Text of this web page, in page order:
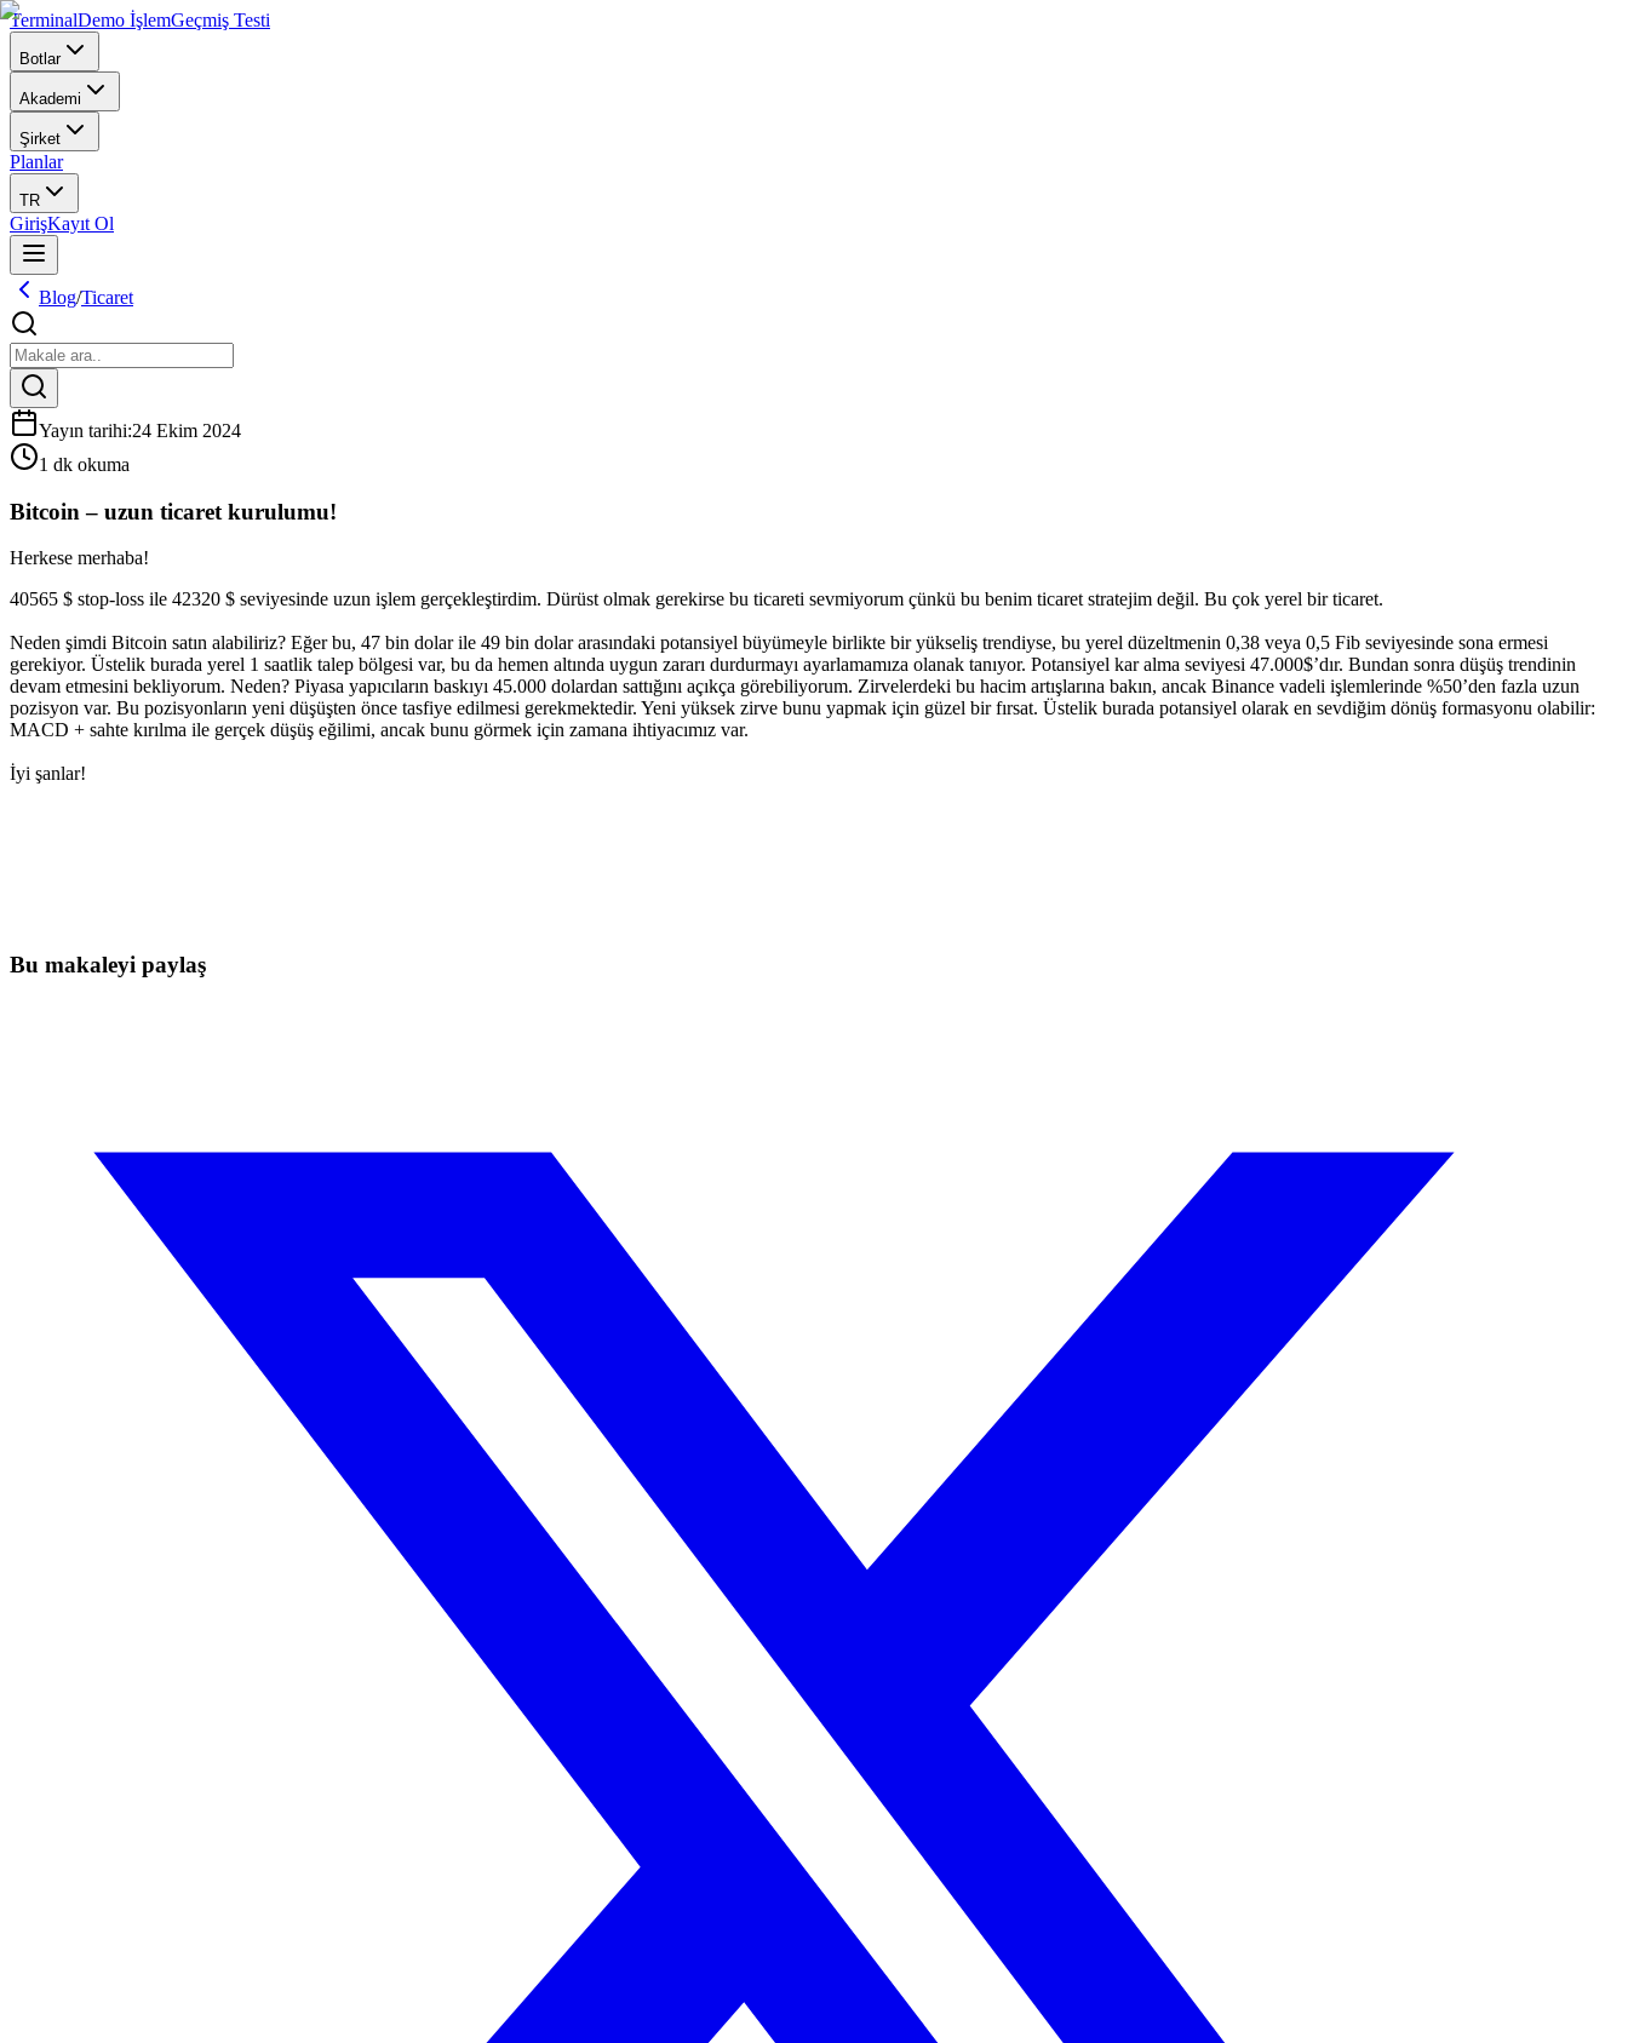
TerminalDemo İşlemGeçmiş Testi
Botlar
Akademi
Şirket
Planlar
TR
GirişKayıt Ol
Blog/Ticaret
Yayın tarihi:24 Ekim 2024
1 dk okuma
Bitcoin – uzun ticaret kurulumu!
Herkese merhaba!
40565 $ stop-loss ile 42320 $ seviyesinde uzun işlem gerçekleştirdim. Dürüst olmak gerekirse bu ticareti sevmiyorum çünkü bu benim ticaret stratejim değil. Bu çok yerel bir ticaret.
Neden şimdi Bitcoin satın alabiliriz? Eğer bu, 47 bin dolar ile 49 bin dolar arasındaki potansiyel büyümeyle birlikte bir yükseliş trendiyse, bu yerel düzeltmenin 0,38 veya 0,5 Fib seviyesinde sona ermesi
gerekiyor. Üstelik burada yerel 1 saatlik talep bölgesi var, bu da hemen altında uygun zararı durdurmayı ayarlamamıza olanak tanıyor. Potansiyel kar alma seviyesi 47.000$’dır. Bundan sonra düşüş trendinin
devam etmesini bekliyorum. Neden? Piyasa yapıcıların baskıyı 45.000 dolardan sattığını açıkça görebiliyorum. Zirvelerdeki bu hacim artışlarına bakın, ancak Binance vadeli işlemlerinde %50’den fazla uzun
pozisyon var. Bu pozisyonların yeni düşüşten önce tasfiye edilmesi gerekmektedir. Yeni yüksek zirve bunu yapmak için güzel bir fırsat. Üstelik burada potansiyel olarak en sevdiğim dönüş formasyonu olabilir:
MACD + sahte kırılma ile gerçek düşüş eğilimi, ancak bunu görmek için zamana ihtiyacımız var.
İyi şanlar!
Bu makaleyi paylaş